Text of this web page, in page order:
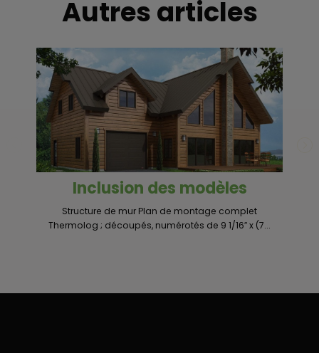
Autres articles
Inclusion des modèles
Structure de mur Plan de montage complet
Thermolog ; découpés, numérotés de 9 1/16″ x (7...